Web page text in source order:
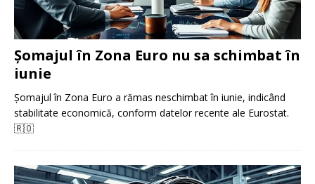
Șomajul în Zona Euro nu sa schimbat în
iunie
Șomajul în Zona Euro a rămas neschimbat în iunie, indicând
stabilitate economică, conform datelor recente ale Eurostat.
🇷🇴